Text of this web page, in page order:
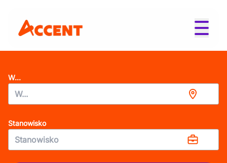
W...
Stanowisko